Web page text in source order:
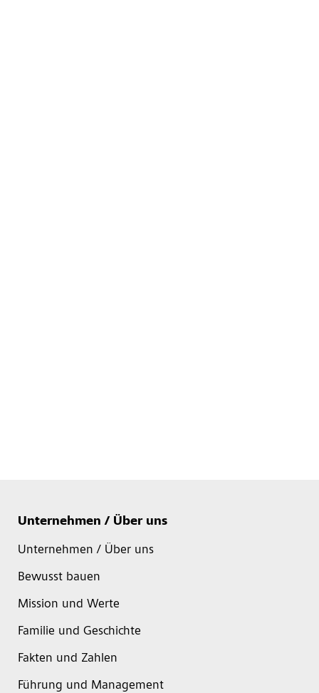
Unternehmen / Über uns
Unternehmen / Über uns
Bewusst bauen
Mission und Werte
Familie und Geschichte
Fakten und Zahlen
Führung und Management